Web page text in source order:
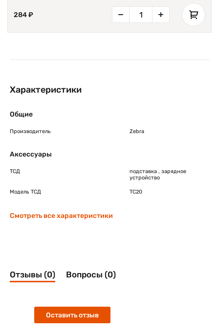
284 ₽
Характеристики
Общие
Производитель Zebra
Аксессуары
ТСД
подставка , зарядное
устройство
Модель ТСД TC20
Смотреть все характеристики
Отзывы (0) Вопросы (0)
Оставить отзыв